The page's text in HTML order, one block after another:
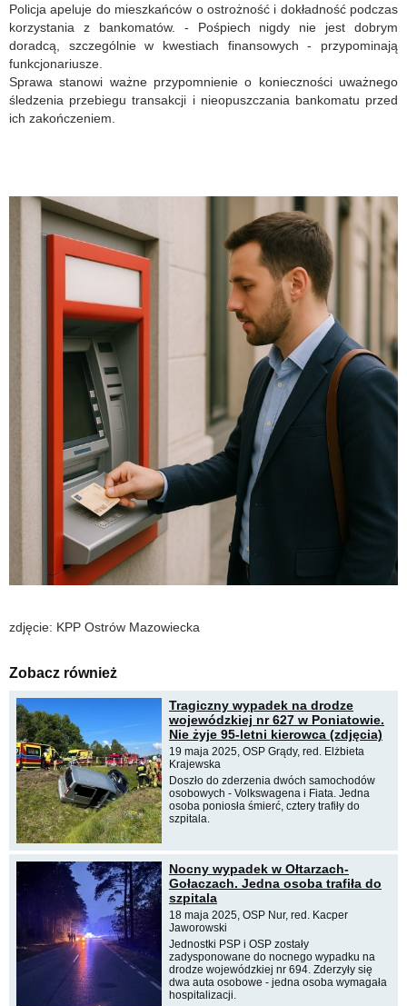
Policja apeluje do mieszkańców o ostrożność i dokładność podczas
korzystania z bankomatów. - Pośpiech nigdy nie jest dobrym
doradcą, szczególnie w kwestiach finansowych - przypominają
funkcjonariusze.
Sprawa stanowi ważne przypomnienie o konieczności uważnego
śledzenia przebiegu transakcji i nieopuszczania bankomatu przed
ich zakończeniem.
zdjęcie: KPP Ostrów Mazowiecka
Zobacz również
Tragiczny wypadek na drodze
wojewódzkiej nr 627 w Poniatowie.
Nie żyje 95-letni kierowca (zdjęcia)
19 maja 2025, OSP Grądy, red. Elżbieta
Krajewska
Doszło do zderzenia dwóch samochodów
osobowych - Volkswagena i Fiata. Jedna
osoba poniosła śmierć, cztery trafiły do
szpitala.
Nocny wypadek w Ołtarzach-
Gołaczach. Jedna osoba trafiła do
szpitala
18 maja 2025, OSP Nur, red. Kacper
Jaworowski
Jednostki PSP i OSP zostały
zadysponowane do nocnego wypadku na
drodze wojewódzkiej nr 694. Zderzyły się
dwa auta osobowe - jedna osoba wymagała
hospitalizacji.